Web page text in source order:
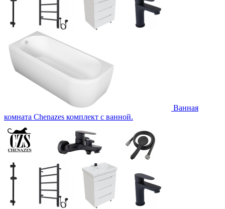
Ванная
комната Chenazes комплект с ванной.